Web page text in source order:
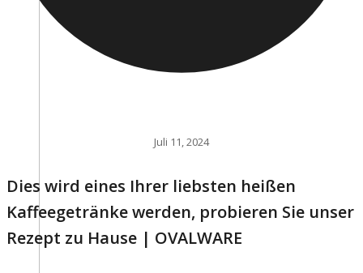
Juli 11, 2024
Dies wird eines Ihrer liebsten heißen
Kaffeegetränke werden, probieren Sie unser
Rezept zu Hause | OVALWARE